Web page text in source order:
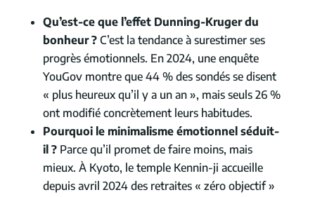
Qu’est-ce que l’effet Dunning-Kruger du
bonheur ?C’est la tendance à surestimer ses
progrès émotionnels. En 2024, une enquête
YouGov montre que 44 % des sondés se disent
« plus heureux qu’il y a un an », mais seuls 26 %
ont modifié concrètement leurs habitudes.
Pourquoi le minimalisme émotionnel séduit-
il ?Parce qu’il promet de faire moins, mais
mieux. À Kyoto, le temple Kennin-ji accueille
depuis avril 2024 des retraites « zéro objectif »